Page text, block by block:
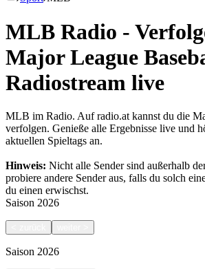
MLB Radio -
Major League
Radiostream live
MLB im Radio. Auf radio.at kannst du die
verfolgen. Genieße alle Ergebnisse live und
aktuellen Spieltags an.
Hinweis: Nicht alle Sender sind außerhalb
probiere andere Sender aus, falls du solch
du einen erwischst.
Saison 2026
Saison 2026